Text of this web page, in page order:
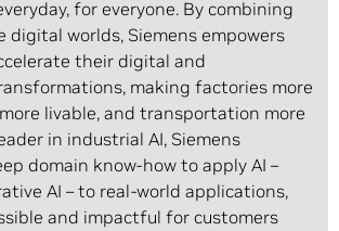
for everyone. By combining
digital worlds, Siemens empowers
their digital and
making factories more
livable, and transportation more
in industrial AI, Siemens
domain know-how to apply AI –
AI – to real-world applications,
and impactful for customers